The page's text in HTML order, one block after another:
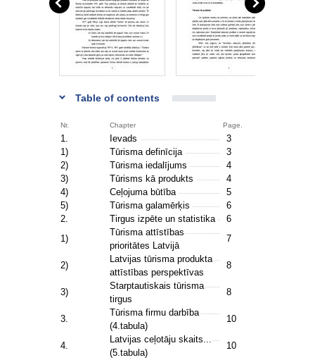
Table of contents
Nr. Chapter Page.
1. Ievads
3
1)
Tūrisma definīcija
3
2)
Tūrisma iedalījums
4
3)
Tūrisms kā produkts
4
4)
Ceļojuma būtība
5
5)
Tūrisma galamērķis
6
2.
Tirgus izpēte un statistika
6
1)
Tūrisma attīstības
prioritātes Latvijā
7
2)
Latvijas tūrisma produkta
attīstības perspektīvas
8
3)
Starptautiskais tūrisma
tirgus
8
3.
Tūrisma firmu darbība
(4.tabula)
10
4.
Latvijas ceļotāju skaits...
(5.tabula)
10